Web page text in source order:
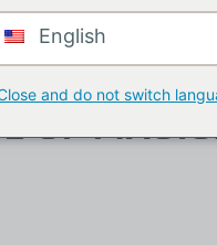
OF
English
and do not switch